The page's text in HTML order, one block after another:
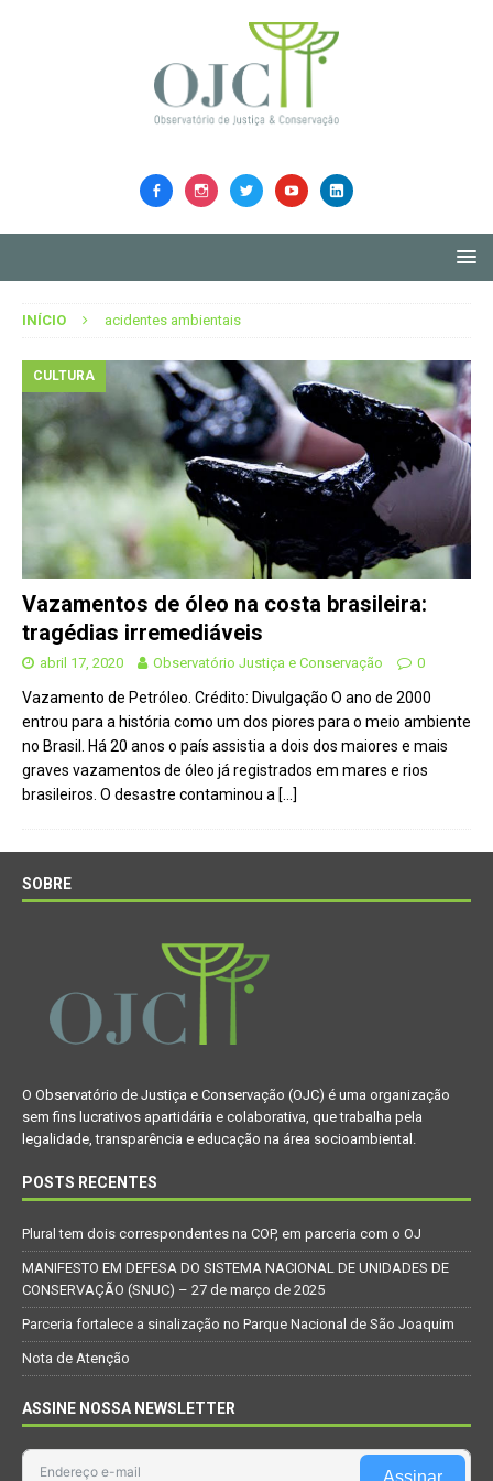
INÍCIO acidentes ambientais
CULTURA
Vazamentos de óleo na costa brasileira:
tragédias irremediáveis
abril 17, 2020 Observatório Justiça e Conservação 0
Vazamento de Petróleo. Crédito: Divulgação O ano de 2000
entrou para a história como um dos piores para o meio ambiente
no Brasil. Há 20 anos o país assistia a dois dos maiores e mais
graves vazamentos de óleo já registrados em mares e rios
brasileiros. O desastre contaminou a […]
SOBRE
O Observatório de Justiça e Conservação (OJC) é uma organização
sem fins lucrativos apartidária e colaborativa, que trabalha pela
legalidade, transparência e educação na área socioambiental.
POSTS RECENTES
Plural tem dois correspondentes na COP, em parceria com o OJ
MANIFESTO EM DEFESA DO SISTEMA NACIONAL DE UNIDADES DE
CONSERVAÇÃO (SNUC) – 27 de março de 2025
Parceria fortalece a sinalização no Parque Nacional de São Joaquim
Nota de Atenção
ASSINE NOSSA NEWSLETTER
Assinar